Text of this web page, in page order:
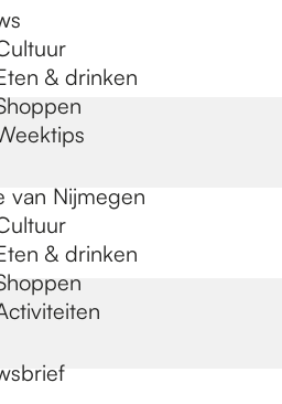
& drinken
van Nijmegen
& drinken